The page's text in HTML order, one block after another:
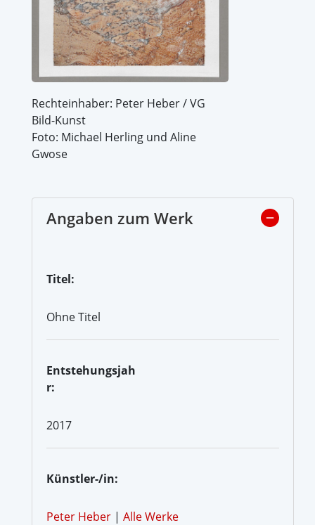
Rechteinhaber: Peter Heber / VG
Bild-Kunst
Foto: Michael Herling und Aline
Gwose
Angaben zum Werk
Titel:
Ohne Titel
Entstehungsjah
r:
2017
Künstler-/in:
Peter Heber | Alle Werke